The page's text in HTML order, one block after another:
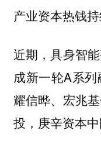
产业资本热钱
近期，具身智
成新一轮A系
耀信晔、宏兆
投，庚辛资本